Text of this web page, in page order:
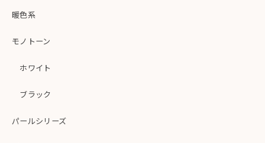
暖色系
モノトーン
ホワイト
ブラック
パールシリーズ